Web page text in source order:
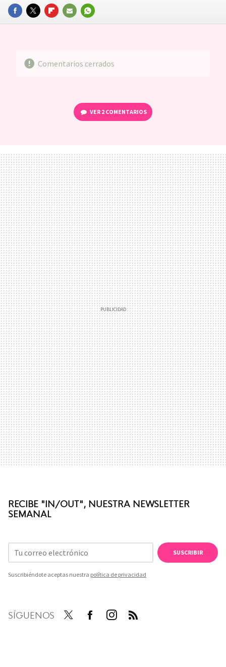
FACEBOOKTWITTERFLIPBOARD
E-
WHATSAPP
Comentarios cerrados
VER 2 COMENTARIOS
RECIBE "IN/OUT", NUESTRA NEWSLETTER
SEMANAL
SUSCRIBIR
Suscribiéndote aceptas nuestra política de privacidad
SÍGUENOS